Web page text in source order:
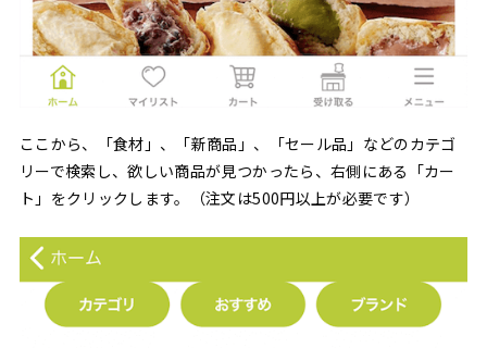
ここから、「食材」、「新商品」、「セール品」などのカテゴ
リーで検索し、欲しい商品が見つかったら、右側にある「カー
ト」をクリックします。（注文は500円以上が必要です）